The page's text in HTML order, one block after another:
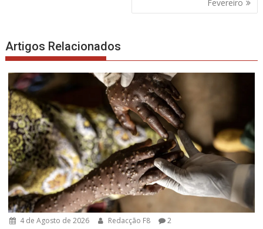
Fevereiro
Artigos Relacionados
4 de Agosto de 2026 Redacção F8 2